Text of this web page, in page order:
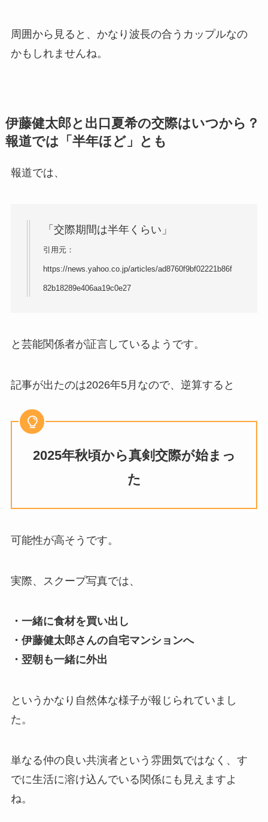
周囲から見ると、かなり波長の合うカップルなの
かもしれませんね。
伊藤健太郎と出口夏希の交際はいつから？
報道では「半年ほど」とも
報道では、
「交際期間は半年くらい」
引用元：
https://news.yahoo.co.jp/articles/ad8760f9bf02221b86f
82b18289e406aa19c0e27
と芸能関係者が証言しているようです。
記事が出たのは2026年5月なので、逆算すると
2025年秋頃から真剣交際が始まっ
た
可能性が高そうです。
実際、スクープ写真では、
・一緒に食材を買い出し
・伊藤健太郎さんの自宅マンションへ
・翌朝も一緒に外出
というかなり自然体な様子が報じられていまし
た。
単なる仲の良い共演者という雰囲気ではなく、す
でに生活に溶け込んでいる関係にも見えますよ
ね。